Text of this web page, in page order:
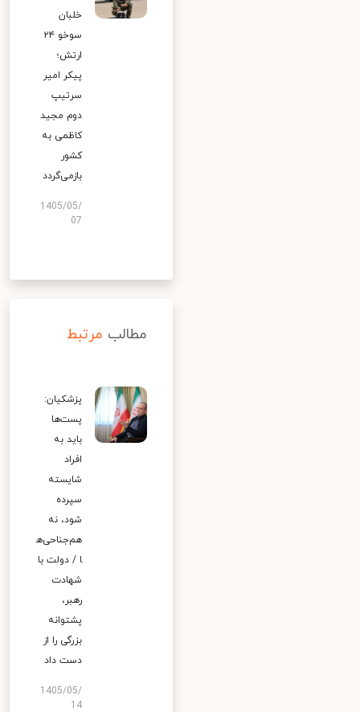
خلبان
سوخو ۲۴
ارتش؛
پیکر امیر
سرتیپ
دوم مجید
کاظمی به
کشور
بازمی‌گردد
1405/05/
07
مطالب مرتبط
پزشکیان:
پست‌ها
باید به
افراد
شایسته
سپرده
شود، نه
هم‌جناحی‌ه
ا / دولت با
شهادت
رهبر،
پشتوانه
بزرگی را از
دست داد
1405/05/
14